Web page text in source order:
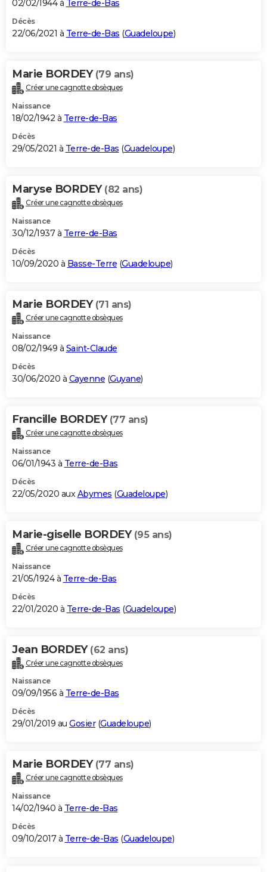
02/02/1944 à Terre-de-Bas
Décès
22/06/2021 à Terre-de-Bas (Guadeloupe)
Marie BORDEY (79 ans)
Créer une cagnotte obsèques
Naissance
18/02/1942 à Terre-de-Bas
Décès
29/05/2021 à Terre-de-Bas (Guadeloupe)
Maryse BORDEY (82 ans)
Créer une cagnotte obsèques
Naissance
30/12/1937 à Terre-de-Bas
Décès
10/09/2020 à Basse-Terre (Guadeloupe)
Marie BORDEY (71 ans)
Créer une cagnotte obsèques
Naissance
08/02/1949 à Saint-Claude
Décès
30/06/2020 à Cayenne (Guyane)
Francille BORDEY (77 ans)
Créer une cagnotte obsèques
Naissance
06/01/1943 à Terre-de-Bas
Décès
22/05/2020 auxAbymes (Guadeloupe)
Marie-giselle BORDEY (95 ans)
Créer une cagnotte obsèques
Naissance
21/05/1924 à Terre-de-Bas
Décès
22/01/2020 à Terre-de-Bas (Guadeloupe)
Jean BORDEY (62 ans)
Créer une cagnotte obsèques
Naissance
09/09/1956 à Terre-de-Bas
Décès
29/01/2019 au Gosier(Guadeloupe)
Marie BORDEY (77 ans)
Créer une cagnotte obsèques
Naissance
14/02/1940 à Terre-de-Bas
Décès
09/10/2017 à Terre-de-Bas (Guadeloupe)